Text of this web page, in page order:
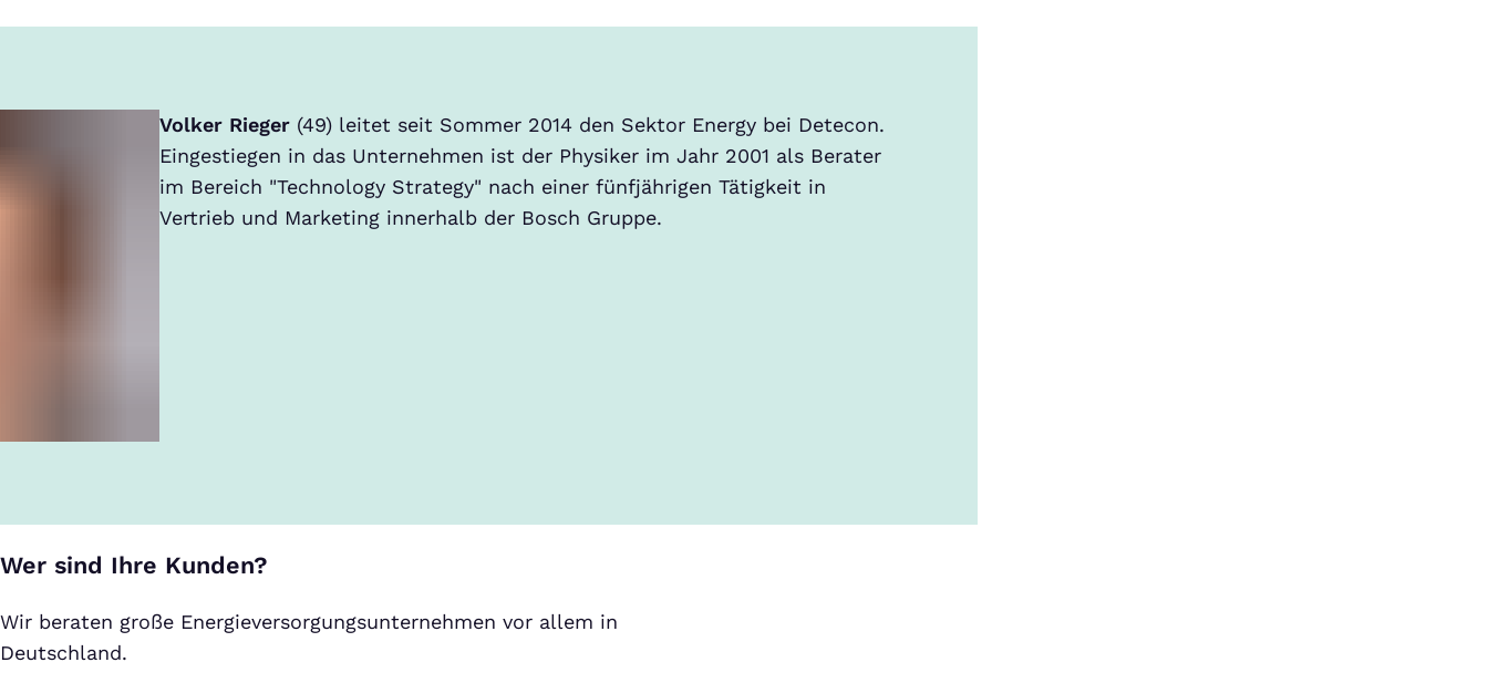
Volker Rieger (49) leitet seit Sommer 2014 den Sektor Energy bei Detecon.
Eingestiegen in das Unternehmen ist der Physiker im Jahr 2001 als Berater
im Bereich "Technology Strategy" nach einer fünfjährigen Tätigkeit in
Vertrieb und Marketing innerhalb der Bosch Gruppe.
Wer sind Ihre Kunden?
Wir beraten große Energieversorgungsunternehmen vor allem in
Deutschland.